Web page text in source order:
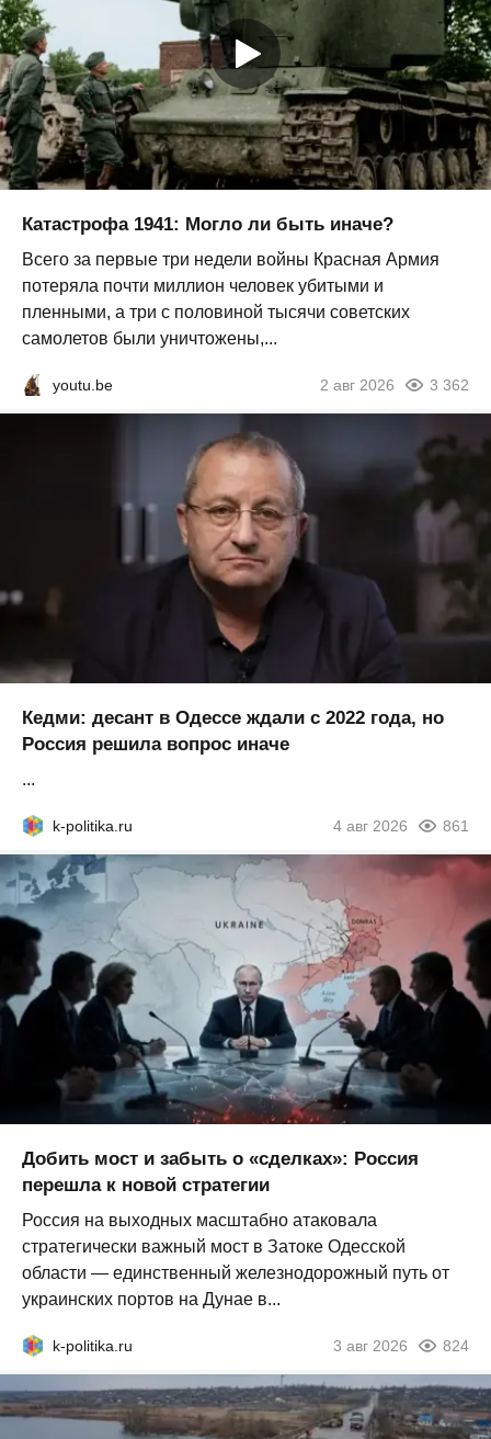
Катастрофа 1941: Могло ли быть иначе?
Всего за первые три недели войны Красная Армия
потеряла почти миллион человек убитыми и
пленными, а три с половиной тысячи советских
самолетов были уничтожены,...
youtu.be 2 авг 2026 3 362
Кедми: десант в Одессе ждали с 2022 года, но
Россия решила вопрос иначе
...
k-politika.ru 4 авг 2026 861
Добить мост и забыть о «сделках»: Россия
перешла к новой стратегии
Россия на выходных масштабно атаковала
стратегически важный мост в Затоке Одесской
области — единственный железнодорожный путь от
украинских портов на Дунае в...
k-politika.ru 3 авг 2026 824